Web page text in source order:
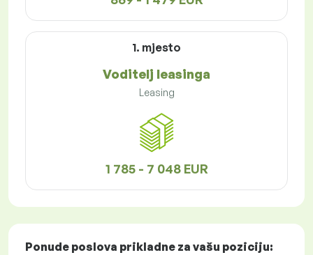
1. mjesto
Voditelj leasinga
Leasing
1 785 - 7 048 EUR
Ponude poslova prikladne za vašu poziciju: